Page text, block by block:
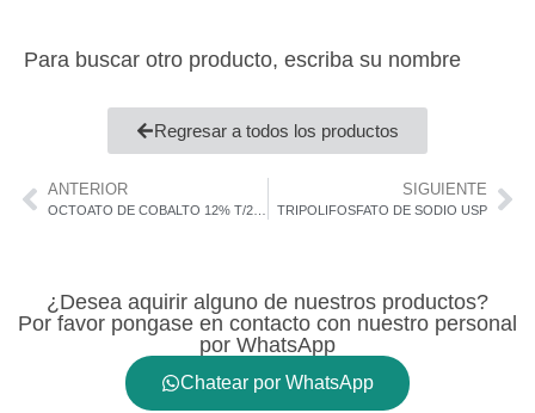
Para buscar otro producto, escriba su nombre
Regresar a todos los productos
ANTERIOR SIGUIENTE
TRIPOLIFOSFATO DE SODIO USP
¿Desea aquirir alguno de nuestros productos?
Por favor pongase en contacto con nuestro personal
por WhatsApp
Chatear por WhatsApp